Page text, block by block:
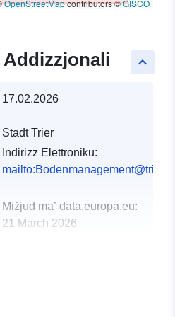
OpenStreetMapcontributors ©GISCO
keyboard_arrow_up
17.02.2026
Stadt Trier
Indirizz Elettroniku:
Miżjud ma’ data.europa.eu:
21 March 2026